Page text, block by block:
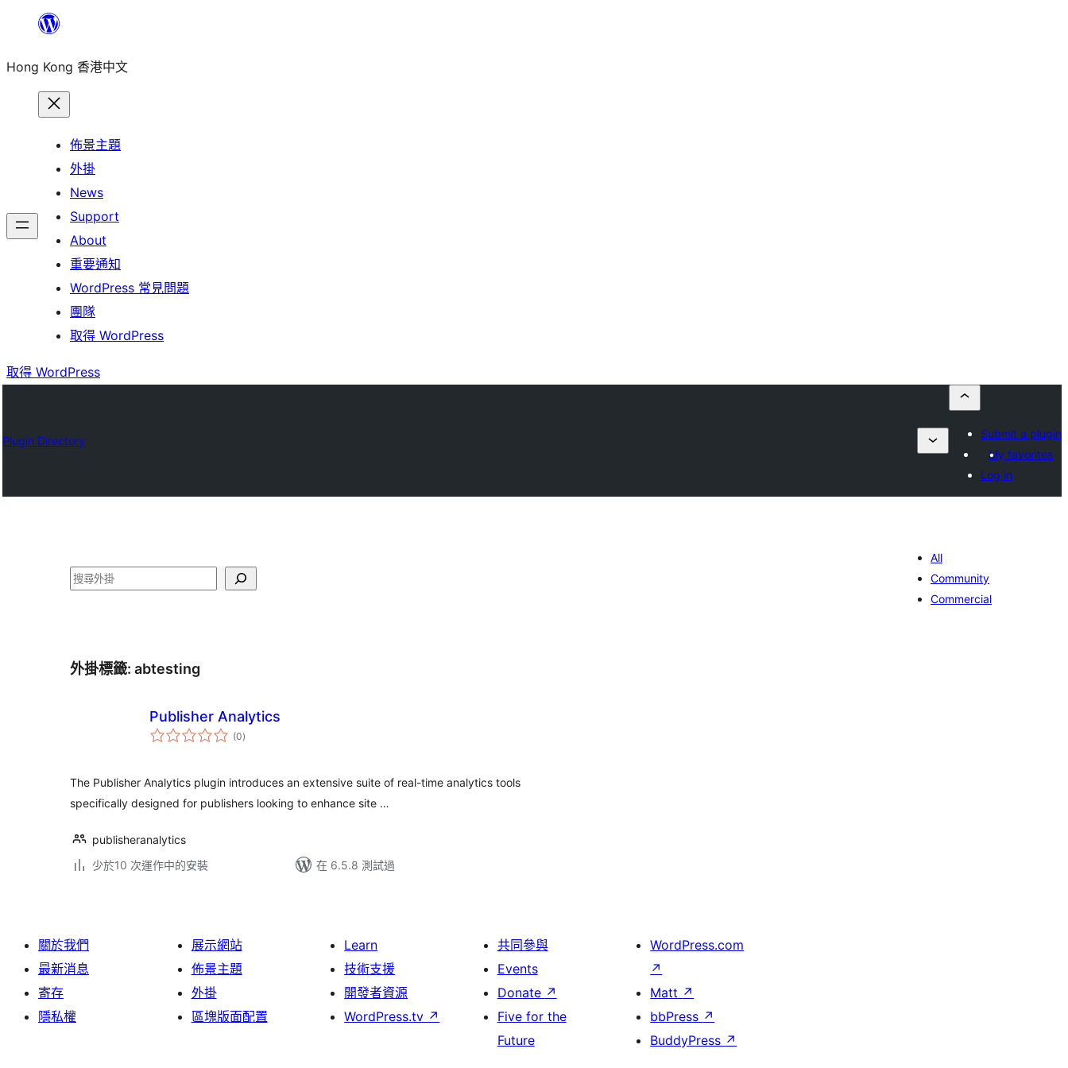
主
Hong Kong 香港中文
佈景主題
外掛
News
Support
About
重要通知
WordPress 常見問題
團隊
取得 WordPress
取得 WordPress
Plugin Directory
Submit a plugin
My favorites
Log in
搜
All
Community
Commercial
外掛標籤: abtesting
Publisher Analytics
(0總
評)
The Publisher Analytics plugin introduces an extensive suite of real-time analytics tools
specifically designed for publishers looking to enhance site …
publisheranalytics
少於10 次運作中的安裝
在 6.5.8 測試過
關於我們
最新消息
寄存
隱私權
展示網站
佈景主題
外掛
區塊版面配置
Learn
技術支援
開發者資源
WordPress.tv ↗
共同參與
Events
Donate ↗
Five for the
Future
WordPress.com
↗
Matt ↗
bbPress ↗
BuddyPress ↗